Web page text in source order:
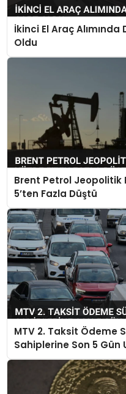
İkinci El Araç
Oldu
Brent Petrol Jeopolitik
5’ten Fazla Düştü
MTV 2. Taksit Ödeme
Sahiplerine Son 5 Gün